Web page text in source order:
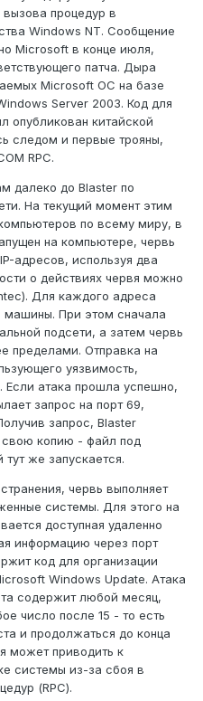
процедур в
Windows NT. Сообщение
Microsoft в конце июля,
патча. Дыра
Microsoft ОС на базе
Server 2003. Код для
опубликован китайской
следом и первые трояны,
RPC.
далеко до Blaster по
На текущий момент этим
по всему миру, в
на компьютере, червь
адресов, используя два
о действиях червя можно
Для каждого адреса
машины. При этом сначала
подсети, а затем червь
пределами. Отправка на
уязвимость,
Если атака прошла успешно,
запрос на порт 69,
запрос, Blaster
свою копию - файл под
же запускается.
червь выполняет
системы. Для этого на
доступная удаленно
информацию через порт
код для организации
Windows Update. Атака
содержит любой месяц,
число после 15 - то есть
и продолжаться до конца
может приводить к
системы из-за сбоя в
(RPC).